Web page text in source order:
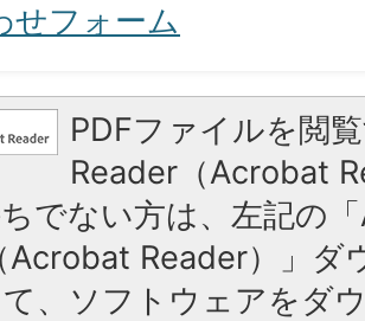
せフォーム
PDFファイルを閲
Reader（Acrobat
でない方は、左記の
Acrobat Reader）」ダ
、ソフトウェアをダ